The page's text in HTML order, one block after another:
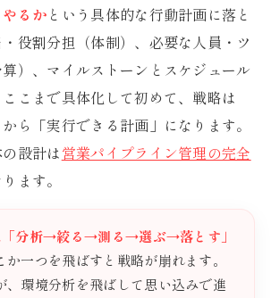
るか という具体的な行動計画に落と
役割分担（体制）、必要な人員・ツ
）、マイルストーンとスケジュール
こまで具体化して初めて、戦略は
ら「実行できる計画」になります。
設計は営業パイプライン管理の完全
ます。
「分析→絞る→測る→選ぶ→落とす」
か一つを飛ばすと戦略が崩れます。
、環境分析を飛ばして思い込みで進